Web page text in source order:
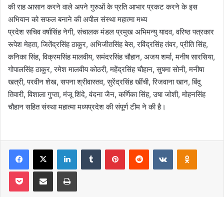
की राह आसान करने वाले अपने गुरुओं के प्रति आभार प्रकट करने के इस
अभियान को सफल बनाने की अपील संस्था महात्मा मध्य
प्रदेश सचिव वर्षासिंह नेगी, संचालक मंडल प्रमुख अभिमन्यु यादव, वरिष्ठ पत्रकार
रूपेश मेहता, जितेंद्रसिंह ठाकुर, अभिजीतसिंह बेस, रविंद्रसिंह तंवर, प्रीति सिंह,
कनिका सिंह, विक्रमसिंह मालवीय, समंदरसिंह चौहान, अजय शर्मा, मनीष सारसिया,
गोपालसिंह ठाकुर, रमेश मालवीय कोठरी, महेंद्रसिंह चौहान, सुषमा सोनी, मनीषा
खत्री, परवीन शेख, सपना श्रीवास्तव, सुरेंद्रसिंह खींची, रिजवाना खान, बिंदु
तिवारी, विशाला गुप्ता, मंजू शिंदे, वंदना जैन, कर्णिका सिंह, उषा जोशी, मोहनसिंह
चौहान सहित संस्था महात्मा मध्यप्रदेश की संपूर्ण टीम ने की है।
Facebook
X LinkedInTumblr PinterestReddit VKontakte
Pocket Share via Email Print